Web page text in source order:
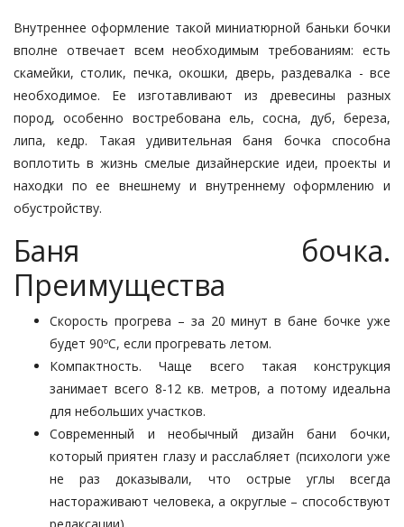
Внутреннее оформление такой миниатюрной баньки бочки
вполне отвечает всем необходимым требованиям: есть
скамейки, столик, печка, окошки, дверь, раздевалка - все
необходимое. Ее изготавливают из древесины разных
пород, особенно востребована ель, сосна, дуб, береза,
липа, кедр. Такая удивительная баня бочка способна
воплотить в жизнь смелые дизайнерские идеи, проекты и
находки по ее внешнему и внутреннему оформлению и
обустройству.
Баня бочка.
Преимущества
Скорость прогрева – за 20 минут в бане бочке уже
будет 90ºС, если прогревать летом.
Компактность. Чаще всего такая конструкция
занимает всего 8-12 кв. метров, а потому идеальна
для небольших участков.
Современный и необычный дизайн бани бочки,
который приятен глазу и расслабляет (психологи уже
не раз доказывали, что острые углы всегда
настораживают человека, а округлые – способствуют